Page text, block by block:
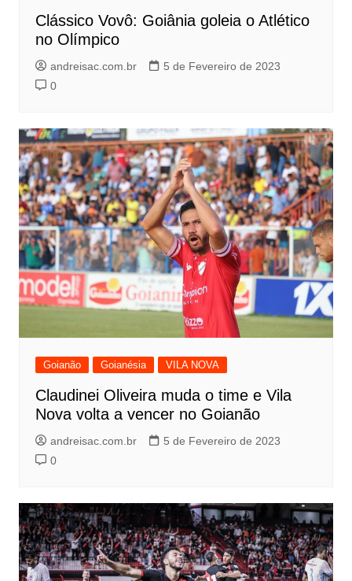
Clássico Vovô: Goiânia goleia o Atlético
no Olímpico
andreisac.com.br
5 de Fevereiro de 2023
0
Goianão Goianésia VILA NOVA
Claudinei Oliveira muda o time e Vila
Nova volta a vencer no Goianão
andreisac.com.br
5 de Fevereiro de 2023
0